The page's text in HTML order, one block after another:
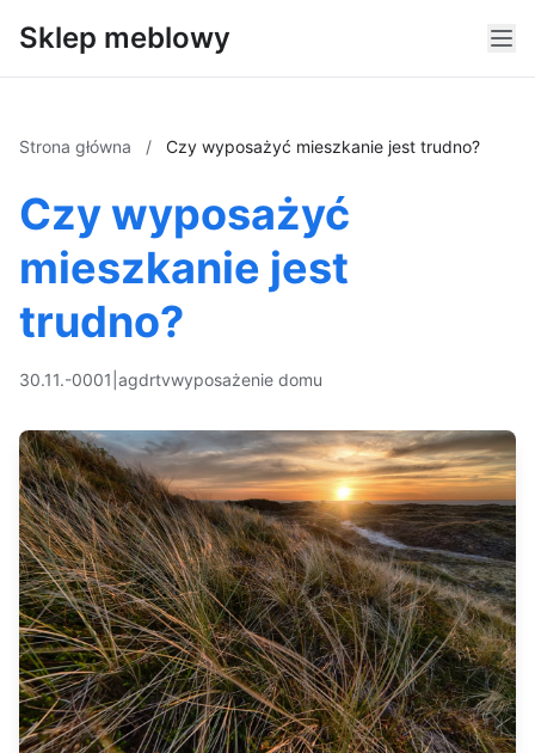
Sklep meblowy
Strona główna / Czy wyposażyć mieszkanie jest trudno?
Czy wyposażyć
mieszkanie jest
trudno?
30.11.-0001 agdrtvwyposażenie domu